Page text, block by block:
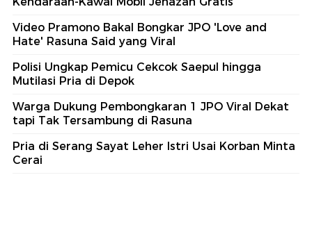
Video Pramono Bakal Bongkar JPO 'Love and
Hate' Rasuna Said yang Viral
Polisi Ungkap Pemicu Cekcok Saepul hingga
Mutilasi Pria di Depok
Warga Dukung Pembongkaran 1 JPO Viral Dekat
tapi Tak Tersambung di Rasuna
Pria di Serang Sayat Leher Istri Usai Korban Minta
Cerai